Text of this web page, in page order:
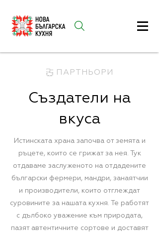
ПАРТНЬОРИ
Създатели на
вкуса
Истинската храна започва от земята и
ръцете, които се грижат за нея. Тук
отдаваме заслуженото на отдадените
български фермери, мандри, занаятчии
и производители, които отглеждат
суровините за нашата кухня. Те работят
с дълбоко уважение към природата,
пазят автентичните сортове и доставят